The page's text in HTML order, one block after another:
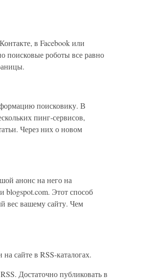
в Facebook или
поисковые роботы все равно
поисковику. В
пинг-сервисов,
Через них о новом
анонс на него на
blogspot.com. Этот способ
вес вашему сайту. Чем
сайте в RSS-каталогах.
Достаточно публиковать в